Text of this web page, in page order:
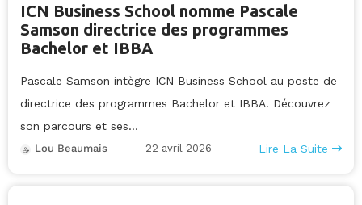
ICN Business School nomme Pascale
Samson directrice des programmes
Bachelor et IBBA
Pascale Samson intègre ICN Business School au poste de
directrice des programmes Bachelor et IBBA. Découvrez
son parcours et ses...
Lou Beaumais 22 avril 2026 Lire La Suite